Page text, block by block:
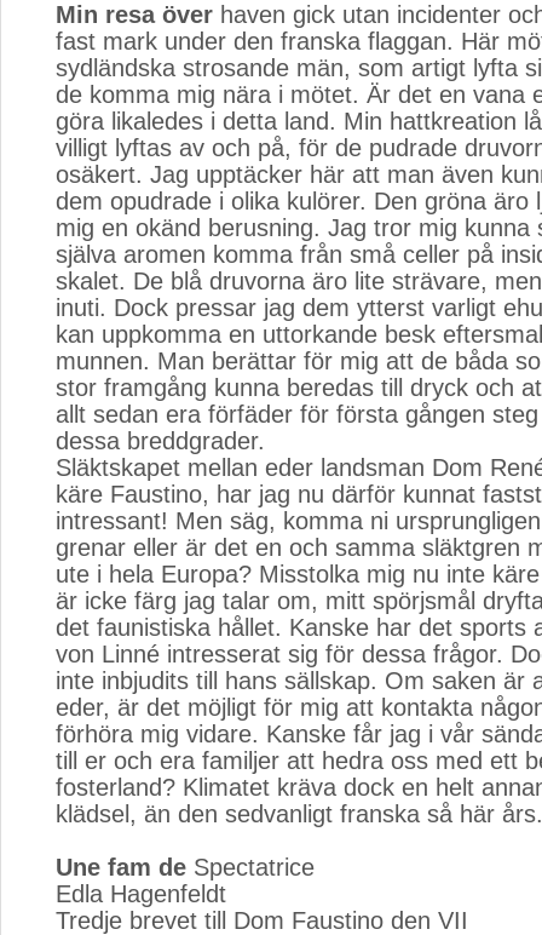
Min resa över haven gick utan incidenter
fast mark under den franska flaggan. Här
sydländska strosande män, som artigt lyfta
de komma mig nära i mötet. Är det en vana
göra likaledes i detta land. Min hattkreation
villigt lyftas av och på, för de pudrade
osäkert. Jag upptäcker här att man även
dem opudrade i olika kulörer. Den gröna äro
mig en okänd berusning. Jag tror mig kunna
själva aromen komma från små celler på
skalet. De blå druvorna äro lite strävare,
inuti. Dock pressar jag dem ytterst varligt
kan uppkomma en uttorkande besk
munnen. Man berättar för mig att de båda
stor framgång kunna beredas till dryck och
allt sedan era förfäder för första gången
dessa breddgrader.
Släktskapet mellan eder landsman Dom
käre Faustino, har jag nu därför kunnat
intressant! Men säg, komma ni
grenar eller är det en och samma släktgren
ute i hela Europa? Misstolka mig nu inte
är icke färg jag talar om, mitt spörjsmål
det faunistiska hållet. Kanske har det sports
von Linné intresserat sig för dessa frågor.
inte inbjudits till hans sällskap. Om saken är
eder, är det möjligt för mig att kontakta
förhöra mig vidare. Kanske får jag i vår
till er och era familjer att hedra oss med ett
fosterland? Klimatet kräva dock en helt
klädsel, än den sedvanligt franska så här års.
Une fam de Spectatrice
Edla Hagenfeldt
Tredje brevet till Dom Faustino den VII